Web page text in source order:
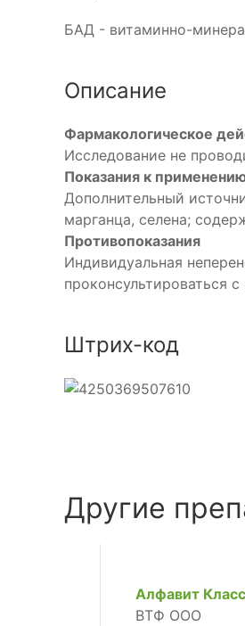
БАД - витаминно-
Описание
Фармакологическое
Исследование не
Показания к
Дополнительный
марганца, селена;
Противопоказания
Индивидуальная
проконсультироваться
Штрих-код
Другие
Алфавит
ВТФ ООО